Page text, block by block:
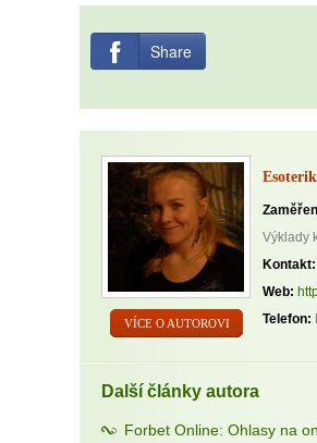
Share
VÍCE O AUTOROVI
Výklady
Kontakt:
Web:
Telefon:
Další články autora
Forbet Online: Ohlasy na